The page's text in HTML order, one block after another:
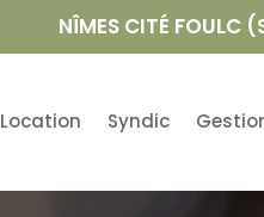
NÎMES CITÉ FOULC
Location Syndic